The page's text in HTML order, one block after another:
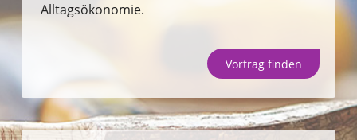
Sachversicherung
Unternehmen
Alltagsökonomie.
Vortrag finden